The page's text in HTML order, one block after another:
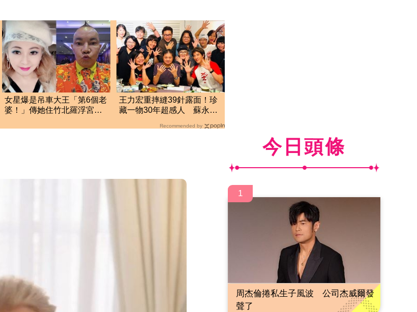
女星爆是吊車大王「第6個老
婆！」傳她住竹北羅浮宮對
王力宏重摔縫39針露面！珍
藏一物30年超感人 蘇永
Recommended by
今日頭條
1
周杰倫捲私生子風波 公司杰威爾發
聲了